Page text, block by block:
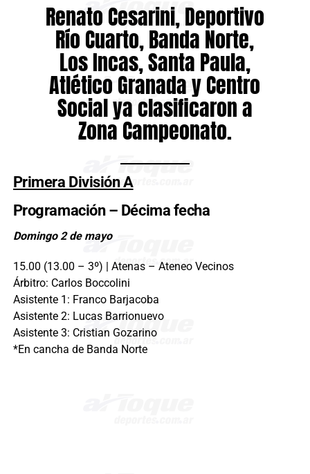
Renato Cesarini, Deportivo
Río Cuarto, Banda Norte,
Los Incas, Santa Paula,
Atlético Granada y Centro
Social ya clasificaron a
Zona Campeonato.
Primera División A
Programación – Décima fecha
Domingo 2 de mayo
15.00 (13.00 – 3º) | Atenas – Ateneo Vecinos
Árbitro: Carlos Boccolini
Asistente 1: Franco Barjacoba
Asistente 2: Lucas Barrionuevo
Asistente 3: Cristian Gozarino
*En cancha de Banda Norte